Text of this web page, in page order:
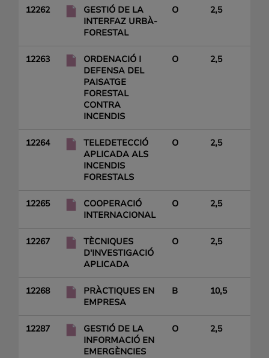
12262
GESTIÓ DE LA
INTERFAZ URBÀ-
FORESTAL
O 2,5
12263
ORDENACIÓ I
DEFENSA DEL
PAISATGE
FORESTAL
CONTRA
INCENDIS
O 2,5
12264
TELEDETECCIÓ
APLICADA ALS
INCENDIS
FORESTALS
O 2,5
12265
COOPERACIÓ
INTERNACIONAL
O 2,5
12267
TÈCNIQUES
D'INVESTIGACIÓ
APLICADA
O 2,5
12268
PRÀCTIQUES EN
EMPRESA
B 10,5
12287
GESTIÓ DE LA
INFORMACIÓ EN
EMERGÈNCIES
O 2,5